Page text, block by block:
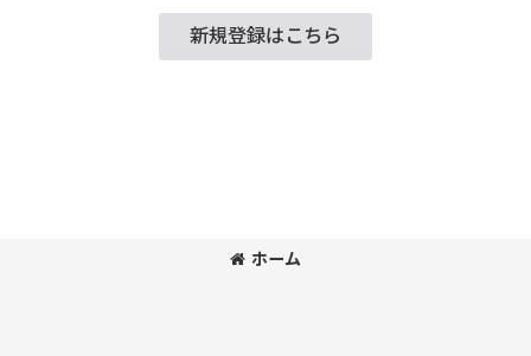
新規登録はこちら
ホーム